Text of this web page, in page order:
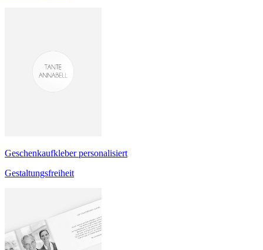
Geschenkaufkleber personalisiert
Gestaltungsfreiheit